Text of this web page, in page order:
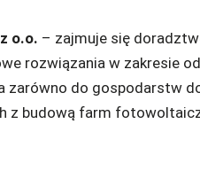
o.o. – zajmuje się
rozwiązania w zakresie
zarówno do gospodarstw
z budową farm